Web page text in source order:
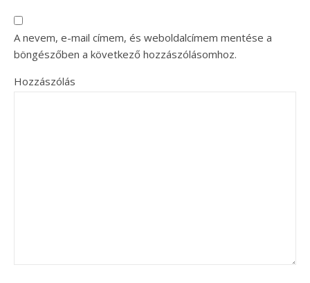
A nevem, e-mail címem, és weboldalcímem mentése a
böngészőben a következő hozzászólásomhoz.
Hozzászólás